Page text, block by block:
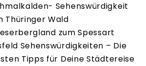
Sehenswürdigkeit
Thüringer Wald
zum Spessart
Sehenswürdigkeiten – Die
Tipps für Deine Städtereise